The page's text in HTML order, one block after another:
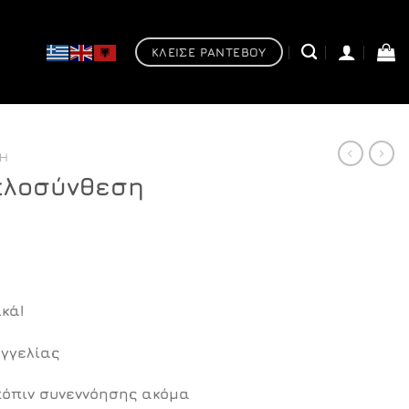
ΚΛΕΙΣΕ ΡΑΝΤΕΒΟΥ
τρέχουσα
είναι:
συνεννόησης ακόμα